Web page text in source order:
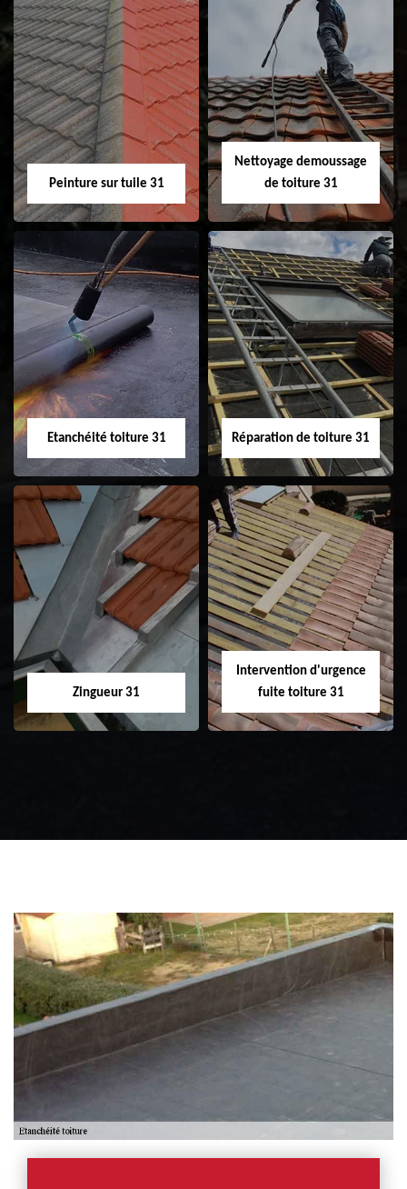
Nettoyage et
ravalement de
façade 31
Isolation toiture 31
Peinture sur tuile 31
Peinture sur tuile
31
Nettoyage demoussage
de toiture 31
Nettoyage
demoussage de
toiture 31
Etanchéité toiture 31
Etanchéité toiture
31
Réparation de toiture 31
Réparation de
toiture 31
Zingueur 31
Intervention d'urgence
fuite toiture 31